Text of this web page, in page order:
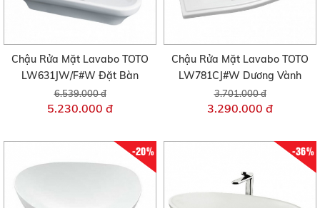
Chậu Rửa Mặt Lavabo TOTO
LW631JW/F#W Đặt Bàn
6.539.000 đ
5.230.000 đ
Chậu Rửa Mặt Lavabo TOTO
LW781CJ#W Dương Vành
3.701.000 đ
3.290.000 đ
-20% -36%